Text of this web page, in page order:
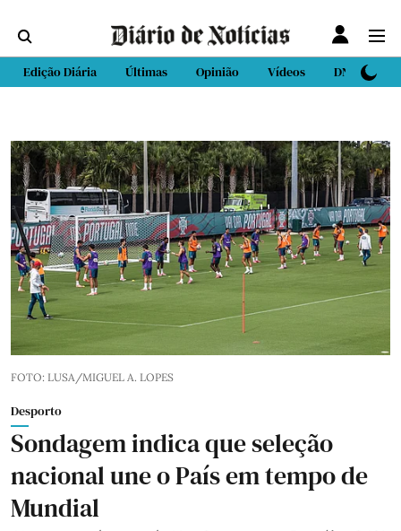
Edição Diária Últimas Opinião Vídeos DN Sport
FOTO: LUSA/MIGUEL A. LOPES
Desporto
Sondagem indica que seleção
nacional une o País em tempo de
Mundial